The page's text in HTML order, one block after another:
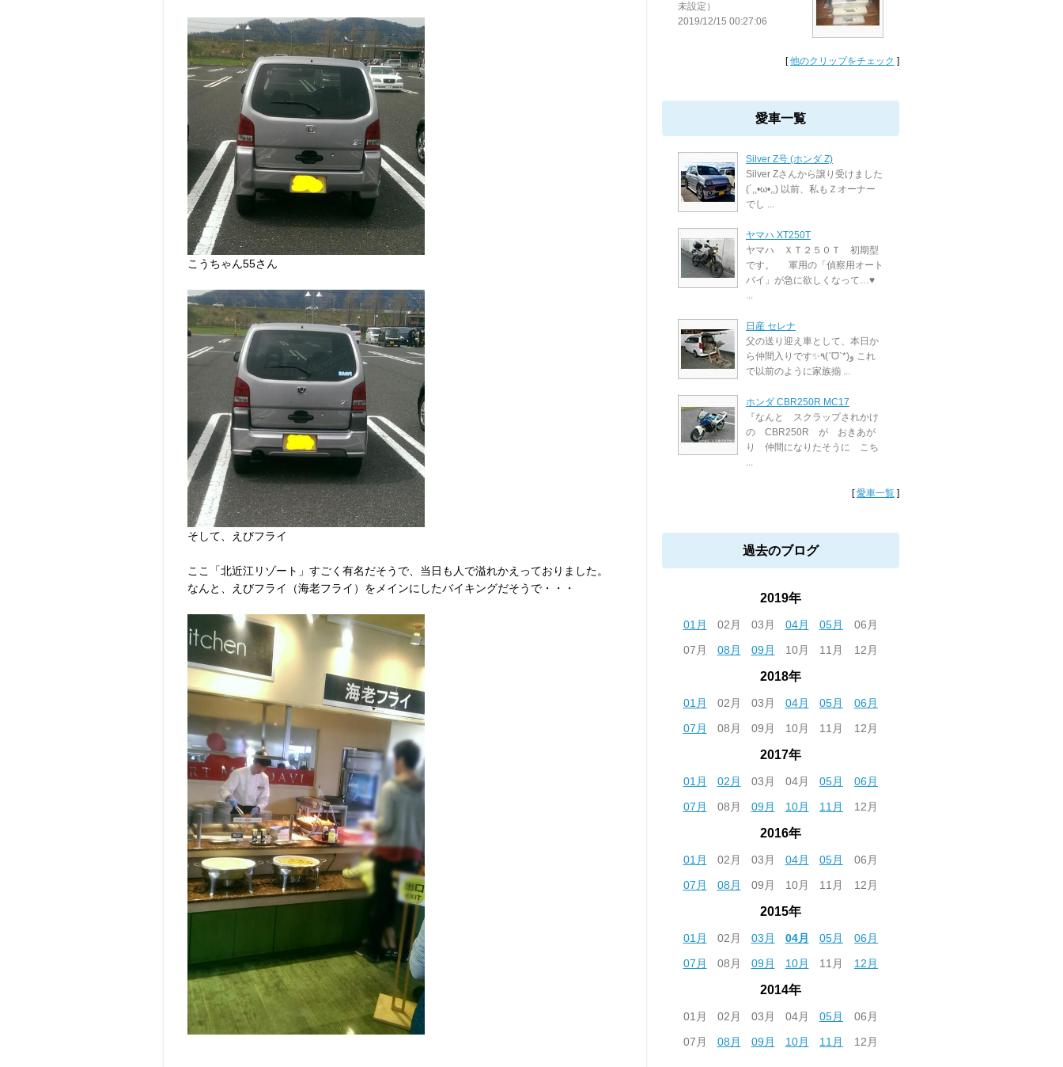
こうちゃん55さん
そして、えびフライ
ここ「北近江リゾート」すごく有名だそうで、当日も人で溢れかえっておりました。
なんと、えびフライ（海老フライ）をメインにしたバイキングだそうで・・・
未設定）
2019/12/15 00:27:06
[他のクリップをチェック ]
愛車一覧
Silver Z号 (ホンダ Z)
Silver Zさんから譲り受けました
(´,,•ω•,,) 以前、私もＺオーナー
でし ...
ヤマハ XT250T
ヤマハ ＸＴ２５０Ｔ 初期型
です。 軍用の「偵察用オート
バイ」が急に欲しくなって…♥
...
日産 セレナ
父の送り迎え車として、本日か
ら仲間入りです✨٩(ˊᗜˋ*)و これ
で以前のように家族揃 ...
ホンダ CBR250R MC17
『なんと スクラップされかけ
の CBR250R が おきあが
り 仲間になりたそうに こち
...
[愛車一覧 ]
過去のブログ
2019年
01月 02月 03月 04月 05月
06月
07月
08月 09月 10月 11月 12月
2018年
01月 02月 03月 04月 05月
06月
07月
08月 09月 10月 11月 12月
2017年
01月 02月 03月 04月 05月
06月
07月
08月 09月 10月 11月 12月
2016年
01月 02月 03月 04月 05月
06月
07月
08月 09月 10月 11月 12月
2015年
01月 02月 03月 04月 05月
06月
07月
08月 09月 10月 11月 12月
2014年
01月 02月 03月 04月 05月
06月
07月
08月 09月 10月 11月 12月